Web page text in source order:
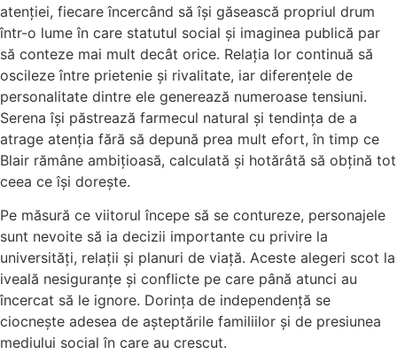
atenției, fiecare încercând să își găsească propriul drum
într-o lume în care statutul social și imaginea publică par
să conteze mai mult decât orice. Relația lor continuă să
oscileze între prietenie și rivalitate, iar diferențele de
personalitate dintre ele generează numeroase tensiuni.
Serena își păstrează farmecul natural și tendința de a
atrage atenția fără să depună prea mult efort, în timp ce
Blair rămâne ambițioasă, calculată și hotărâtă să obțină tot
ceea ce își dorește.
Pe măsură ce viitorul începe să se contureze, personajele
sunt nevoite să ia decizii importante cu privire la
universități, relații și planuri de viață. Aceste alegeri scot la
iveală nesiguranțe și conflicte pe care până atunci au
încercat să le ignore. Dorința de independență se
ciocnește adesea de așteptările familiilor și de presiunea
mediului social în care au crescut.